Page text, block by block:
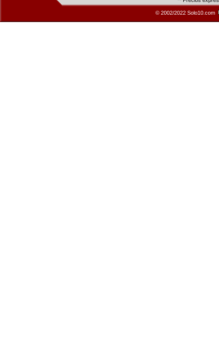
© 2002/2022 Solo10.com